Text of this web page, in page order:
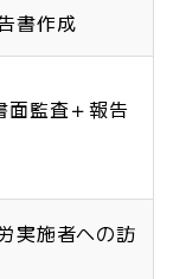
書作成
面監査＋報告
実施者への訪